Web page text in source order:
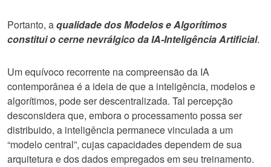
Portanto, aqualidade dos Modelos e Algorítimos
constitui o cerne nevrálgico da IA-Inteligência Artificial.
Um equívoco recorrente na compreensão da IA
contemporânea é a ideia de que a inteligência, modelos e
algorítimos, pode ser descentralizada. Tal percepção
desconsidera que, embora o processamento possa ser
distribuido, a inteligência permanece vinculada a um
“modelo central”, cujas capacidades dependem de sua
arquitetura e dos dados empregados em seu treinamento.